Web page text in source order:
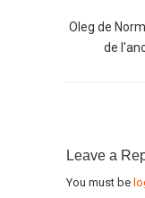
Oleg de
de
Leave a
You must be